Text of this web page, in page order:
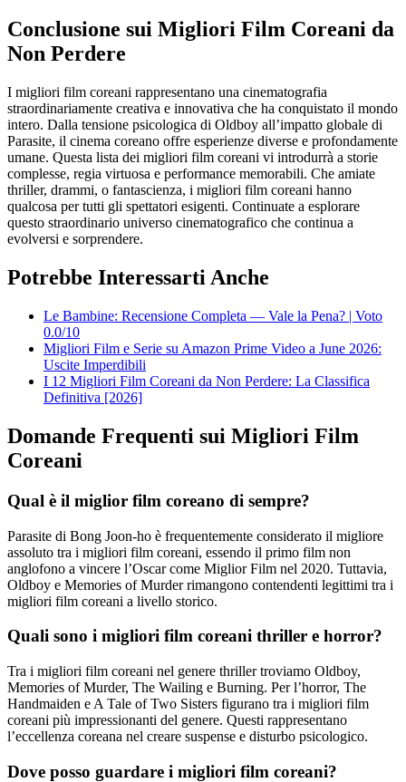
Conclusione sui Migliori Film Coreani da
Non Perdere
I migliori film coreani rappresentano una cinematografia
straordinariamente creativa e innovativa che ha conquistato il mondo
intero. Dalla tensione psicologica di Oldboy all’impatto globale di
Parasite, il cinema coreano offre esperienze diverse e profondamente
umane. Questa lista dei migliori film coreani vi introdurrà a storie
complesse, regia virtuosa e performance memorabili. Che amiate
thriller, drammi, o fantascienza, i migliori film coreani hanno
qualcosa per tutti gli spettatori esigenti. Continuate a esplorare
questo straordinario universo cinematografico che continua a
evolversi e sorprendere.
Potrebbe Interessarti Anche
Le Bambine: Recensione Completa — Vale la Pena? | Voto
0.0/10
Migliori Film e Serie su Amazon Prime Video a June 2026:
Uscite Imperdibili
I 12 Migliori Film Coreani da Non Perdere: La Classifica
Definitiva [2026]
Domande Frequenti sui Migliori Film
Coreani
Qual è il miglior film coreano di sempre?
Parasite di Bong Joon-ho è frequentemente considerato il migliore
assoluto tra i migliori film coreani, essendo il primo film non
anglofono a vincere l’Oscar come Miglior Film nel 2020. Tuttavia,
Oldboy e Memories of Murder rimangono contendenti legittimi tra i
migliori film coreani a livello storico.
Quali sono i migliori film coreani thriller e horror?
Tra i migliori film coreani nel genere thriller troviamo Oldboy,
Memories of Murder, The Wailing e Burning. Per l’horror, The
Handmaiden e A Tale of Two Sisters figurano tra i migliori film
coreani più impressionanti del genere. Questi rappresentano
l’eccellenza coreana nel creare suspense e disturbo psicologico.
Dove posso guardare i migliori film coreani?